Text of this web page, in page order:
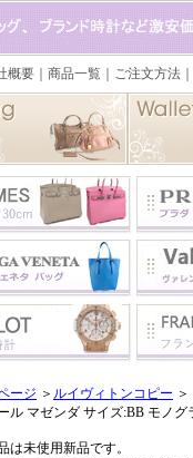
ージ ＞ ルイヴィトンコピー ＞
ル マゼンダ サイズ:BB モノ
は未使用新品です。